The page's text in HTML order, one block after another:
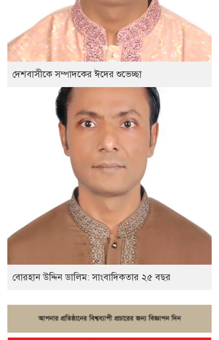
দেশবাসীকে সম্পাদকের ঈদের শুভেচ্ছা
বোরহান উদ্দিন ডালিম: সাংবাদিকতার ২৫ বছর